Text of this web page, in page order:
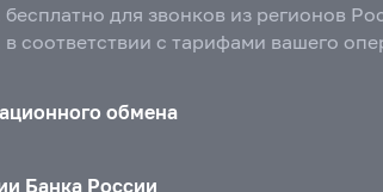
бесплатно для звонков из регионов
в соответствии с тарифами вашего
обмена
Банка России